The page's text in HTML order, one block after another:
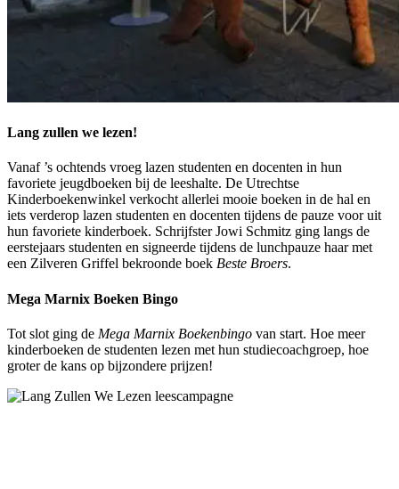
Lang zullen we lezen!
Vanaf ’s ochtends vroeg lazen studenten en docenten in hun
favoriete jeugdboeken bij de leeshalte. De Utrechtse
Kinderboekenwinkel verkocht allerlei mooie boeken in de hal en
iets verderop lazen studenten en docenten tijdens de pauze voor uit
hun favoriete kinderboek. Schrijfster Jowi Schmitz ging langs de
eerstejaars studenten en signeerde tijdens de lunchpauze haar met
een Zilveren Griffel bekroonde boek Beste Broers.
Mega Marnix Boeken Bingo
Tot slot ging de Mega Marnix Boekenbingo van start. Hoe meer
kinderboeken de studenten lezen met hun studiecoachgroep, hoe
groter de kans op bijzondere prijzen!